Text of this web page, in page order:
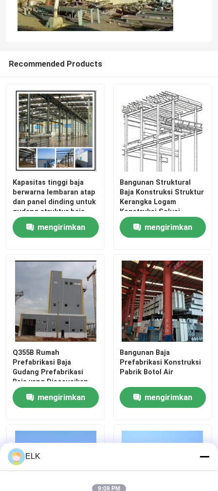
Rumah
Produk
Tentang Kami
Tur Pabrik
Kontrol Kualitas
Hubungi Kami
Berita
Minta Kutipan
Gudang Struktur Baja
Recommended Products
Kapasitas tinggi baja
berwarna lembaran atap
dan panel dinding untuk
gudang struktur baja
mengirimkan
Bangunan Struktural
Baja Konstruksi Struktur
Kerangka Logam
Konstruksi Solusi
Gambar BIM untuk
Proyek mengirimkan
Q355B Rumah
Prefabrikasi Baja
Gudang Prefabrikasi
Baja yang Disesuaikan
mengirimkan
Bangunan Baja
Prefabrikasi Konstruksi
Pabrik Botol Air
mengirimkan
ELK
9:08 PM